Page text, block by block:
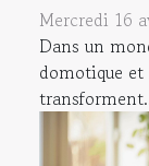
Mercredi 16
Dans un
domotique